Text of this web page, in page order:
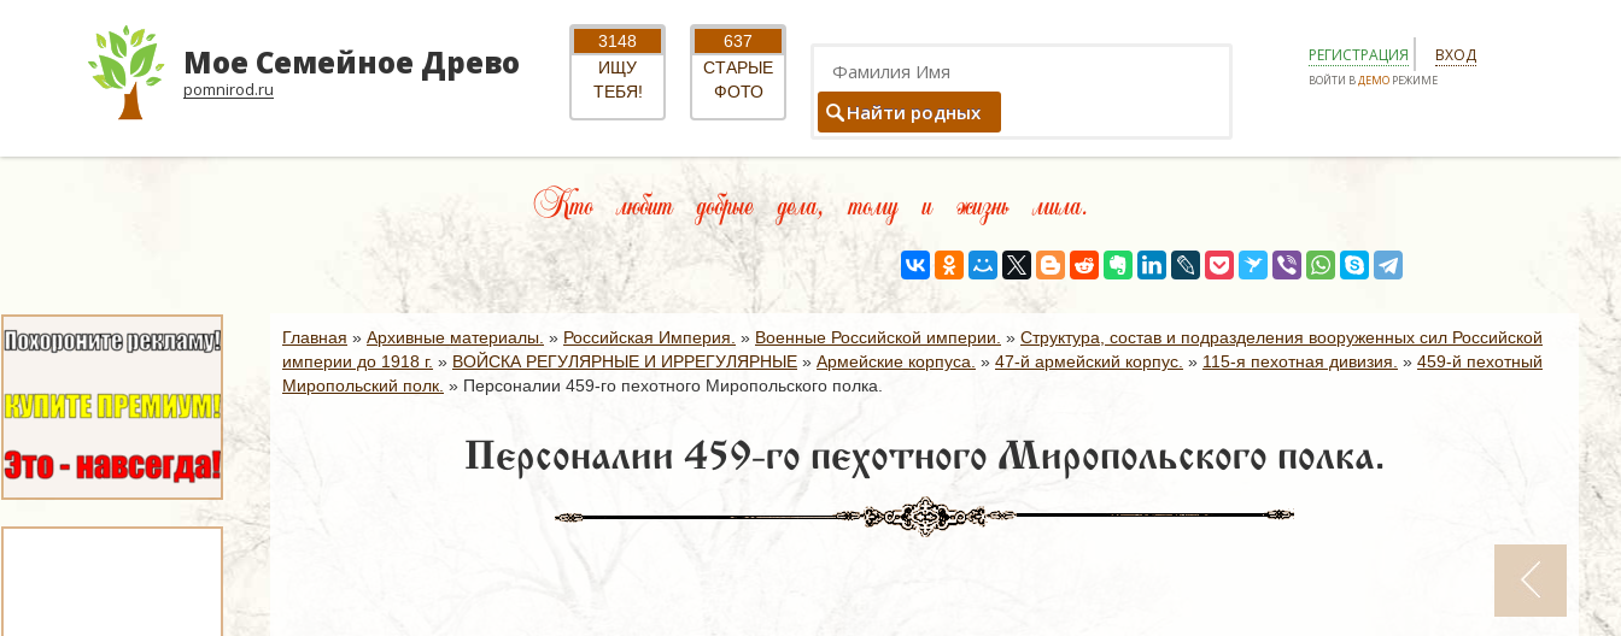
Мое Семейное Древо
pomnirod.ru
3148
ИЩУ
ТЕБЯ!
637
СТАРЫЕ
ФОТО
Найти родных
РЕГИСТРАЦИЯ ВХОД
ВОЙТИ ВДЕМО РЕЖИМЕ
Кто любит добрые дела, тому и жизнь мила.
Главная » Архивные материалы. » Российская Империя. » Военные Российской империи. » Структура, состав и подразделения вооруженных сил Российской
империи до 1918 г. » ВОЙСКА РЕГУЛЯРНЫЕ И ИРРЕГУЛЯРНЫЕ » Армейские корпуса. » 47-й армейский корпус. » 115-я пехотная дивизия. » 459-й пехотный
Миропольский полк. » Персоналии 459-го пехотного Миропольского полка.
Персоналии 459-го пехотного Миропольского полка.